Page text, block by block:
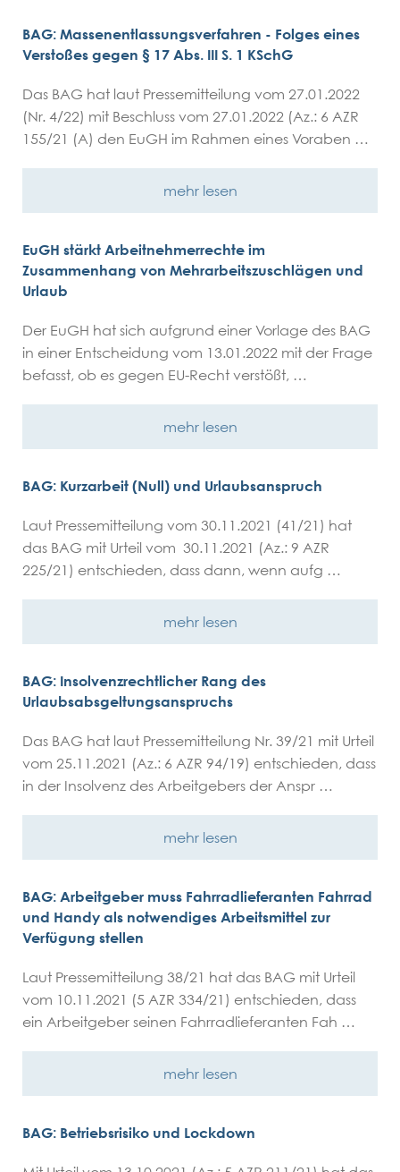
BAG: Massenentlassungsverfahren - Folges eines
Verstoßes gegen § 17 Abs. III S. 1 KSchG
Das BAG hat laut Pressemitteilung vom 27.01.2022
(Nr. 4/22) mit Beschluss vom 27.01.2022 (Az.: 6 AZR
155/21 (A) den EuGH im Rahmen eines Voraben …
mehr lesen
EuGH stärkt Arbeitnehmerrechte im
Zusammenhang von Mehrarbeitszuschlägen und
Urlaub
Der EuGH hat sich aufgrund einer Vorlage des BAG
in einer Entscheidung vom 13.01.2022 mit der Frage
befasst, ob es gegen EU-Recht verstößt, …
mehr lesen
BAG: Kurzarbeit (Null) und Urlaubsanspruch
Laut Pressemitteilung vom 30.11.2021 (41/21) hat
das BAG mit Urteil vom 30.11.2021 (Az.: 9 AZR
225/21) entschieden, dass dann, wenn aufg …
mehr lesen
BAG: Insolvenzrechtlicher Rang des
Urlaubsabsgeltungsanspruchs
Das BAG hat laut Pressemitteilung Nr. 39/21 mit Urteil
vom 25.11.2021 (Az.: 6 AZR 94/19) entschieden, dass
in der Insolvenz des Arbeitgebers der Anspr …
mehr lesen
BAG: Arbeitgeber muss Fahrradlieferanten Fahrrad
und Handy als notwendiges Arbeitsmittel zur
Verfügung stellen
Laut Pressemitteilung 38/21 hat das BAG mit Urteil
vom 10.11.2021 (5 AZR 334/21) entschieden, dass
ein Arbeitgeber seinen Fahrradlieferanten Fah …
mehr lesen
BAG: Betriebsrisiko und Lockdown